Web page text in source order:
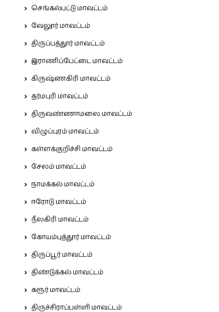
செங்கல்பட்டு மாவட்டம்
வேலூர் மாவட்டம்
திருப்பத்தூர் மாவட்டம்
இராணிப்பேட்டை மாவட்டம்
கிருஷ்ணகிரி மாவட்டம்
தர்மபுரி மாவட்டம்
திருவண்ணாமலை மாவட்டம்
விழுப்புரம் மாவட்டம்
கள்ளக்குறிச்சி மாவட்டம்
சேலம் மாவட்டம்
நாமக்கல் மாவட்டம்
ஈரோடு மாவட்டம்
நீலகிரி மாவட்டம்
கோயம்புத்தூர் மாவட்டம்
திருப்பூர் மாவட்டம்
திண்டுக்கல் மாவட்டம்
கரூர் மாவட்டம்
திருச்சிராப்பள்ளி மாவட்டம்